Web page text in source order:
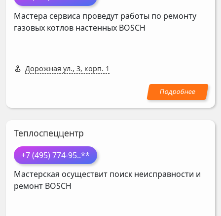
Мастера сервиса проведут работы по ремонту
газовых котлов настенных BOSCH
Дорожная ул., 3, корп. 1
Теплоспеццентр
+7 (495) 774-95..**
Мастерская осуществит поиск неисправности и
ремонт BOSCH